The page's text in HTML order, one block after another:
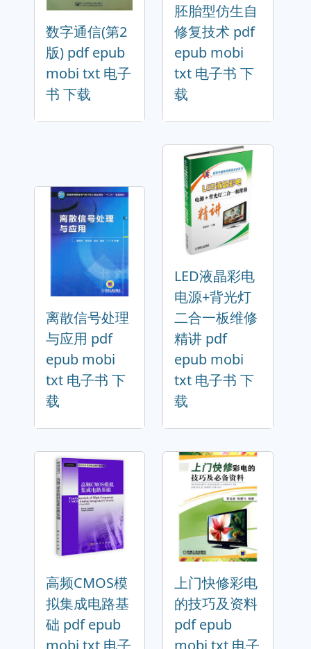
数字通信(第2
版) pdf epub
mobi txt 电子
书 下载
胚胎型仿生自
修复技术 pdf
epub mobi
txt 电子书 下
载
离散信号处理
与应用 pdf
epub mobi
txt 电子书 下
载
LED液晶彩电
电源+背光灯
二合一板维修
精讲 pdf
epub mobi
txt 电子书 下
载
高频CMOS模
拟集成电路基
础 pdf epub
mobi txt 电子
上门快修彩电
的技巧及资料
pdf epub
mobi txt 电子